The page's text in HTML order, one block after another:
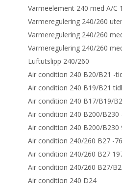
Varmeelement 240 med A/C
Varmeregulering 240/260
Varmeregulering 240/260
Varmeregulering 240/260
Luftutslipp 240/260
Air condition 240 B20/B21 -
Air condition 240 B19/B21
Air condition 240 B17/B19/
Air condition 240 B200/B230
Air condition 240 B200/B230
Air condition 240/260 B27 -76
Air condition 240/260 B27
Air condition 240/260 B27/
Air condition 240 D24